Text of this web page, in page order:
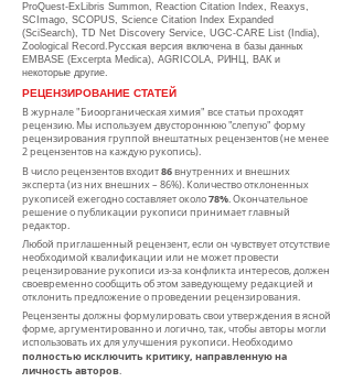
ProQuest-ExLibris Summon, Reaction Citation Index, Reaxys,
SCImago, SCOPUS, Science Citation Index Expanded
(SciSearch), TD Net Discovery Service, UGC-CARE List (India),
Zoological Record.Русская версия включена в базы данных
EMBASE (Excerpta Medica), AGRICOLA, РИНЦ, ВАК и
некоторые другие.
РЕЦЕНЗИРОВАНИЕ СТАТЕЙ
В журнале "Биоорганическая химия" все статьи проходят
рецензию. Мы используем двустороннюю "слепую" форму
рецензирования группой внештатных рецензентов (не менее
2 рецензентов на каждую рукопись).
В число рецензентов входит86внутренних и внешних
эксперта (из них внешних – 86%). Количество отклоненных
рукописей ежегодно составляет около78%. Окончательное
решение о публикации рукописи принимает главный
редактор.​
Любой приглашенный рецензент, если он чувствует отсутствие
необходимой квалификации или не может провести
рецензирование рукописи из-за конфликта интересов, должен
своевременно сообщить об этом заведующему редакцией и
отклонить предложение о проведении рецензирования.
Рецензенты должны формулировать свои утверждения в ясной
форме, аргументированно и логично, так, чтобы авторы могли
использовать их для улучшения рукописи. Необходимо
полностью исключить критику, направленную на
личность авторов.​